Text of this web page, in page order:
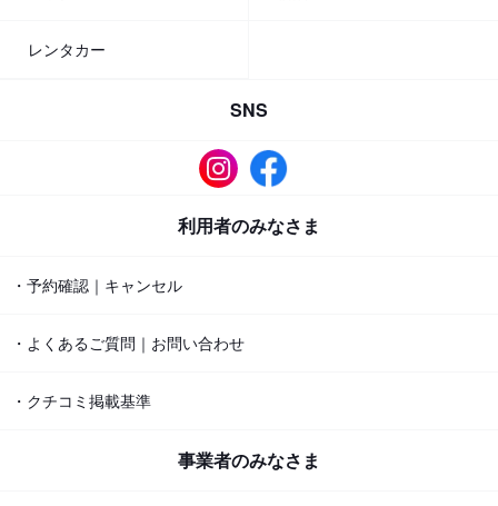
レンタカー
SNS
利用者のみなさま
・予約確認｜キャンセル
・よくあるご質問｜お問い合わせ
・クチコミ掲載基準
事業者のみなさま